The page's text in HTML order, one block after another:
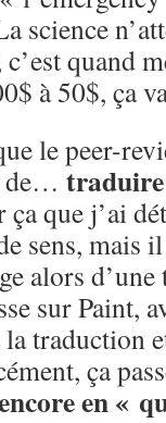
science
c’est quand
à 50$, ça
le peer-
de… traduire
ça que j’ai
sens, mais
alors
sur Paint,
traduction
ça
en «